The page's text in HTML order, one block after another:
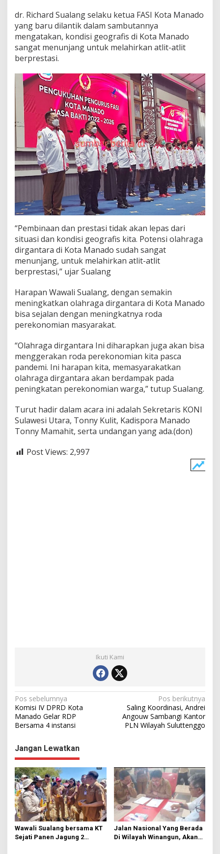
dr. Richard Sualang selaku ketua FASI Kota Manado
yang baru dilantik dalam sambutannya
mengatakan, kondisi geografis di Kota Manado
sangat menunjang untuk melahirkan atlit-atlit
berprestasi.
“Pembinaan dan prestasi tidak akan lepas dari
situasi dan kondisi geografis kita. Potensi olahraga
dirgantara di Kota Manado sudah sangat
menunjang, untuk melahirkan atlit-atlit
berprestasi,” ujar Sualang
Harapan Wawali Sualang, dengan semakin
meningkatkan olahraga dirgantara di Kota Manado
bisa sejalan dengan meningkatnya roda
perekonomian masyarakat.
“Olahraga dirgantara Ini diharapkan juga akan bisa
menggerakan roda perekonomian kita pasca
pandemi. Ini harapan kita, memasyarakatkan
olahraga dirgantara akan berdampak pada
peningkatan perekonomian warga,” tutup Sualang.
Turut hadir dalam acara ini adalah Sekretaris KONI
Sulawesi Utara, Tonny Kulit, Kadispora Manado
Tonny Mamahit, serta undangan yang ada.(don)
Post Views: 2,997
Ikuti Kami
N
a
v
i
g
a
s
i
p
o
s
Pos sebelumnya
Komisi IV DPRD Kota
Manado Gelar RDP
Bersama 4 instansi
Pos berikutnya
Saling Koordinasi, Andrei
Angouw Sambangi Kantor
PLN Wilayah Suluttenggo
Jangan Lewatkan
Wawali Sualang bersama KT
Sejati Panen Jagung 2
Jalan Nasional Yang Berada
Di Wilayah Winangun, Akan